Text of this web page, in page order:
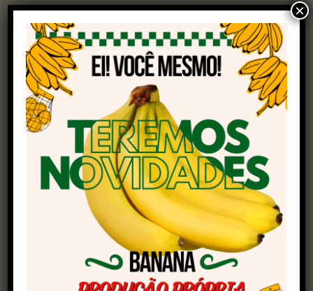
recentes sobre a soja! Participe da nossa
comunidade através dolink !
No entanto, o ritmo de vendas segue abaixo dos
patamares históricos: no mesmo período do ano
passado, 64,6% da produção já estava
comprometida, enquanto a média dos últimos
cinco anos para o período é ainda maior, de
70,3%.
Considerando a estimativa atual de produção de
172,45 milhões de toneladas para a safra
2024/25, já foram comercializadas 97,88
milhões de toneladas. O dado indica uma
×